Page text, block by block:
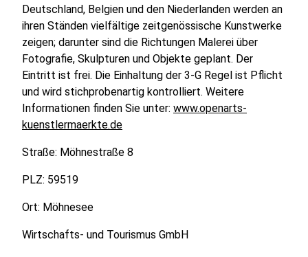
Deutschland, Belgien und den Niederlanden werden an
ihren Ständen vielfältige zeitgenössische Kunstwerke
zeigen; darunter sind die Richtungen Malerei über
Fotografie, Skulpturen und Objekte geplant. Der
Eintritt ist frei. Die Einhaltung der 3-G Regel ist Pflicht
und wird stichprobenartig kontrolliert. Weitere
Informationen finden Sie unter: www.openarts-
kuenstlermaerkte.de
Straße: Möhnestraße 8
PLZ: 59519
Ort: Möhnesee
Wirtschafts- und Tourismus GmbH